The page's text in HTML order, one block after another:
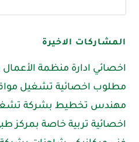
المشاركات الاخيرة
اخصائي ادارة منظمة
مطلوب اخصائية تشغيل
مهندس تخطيط بشركة
اخصائية تربية خاصة بمركز